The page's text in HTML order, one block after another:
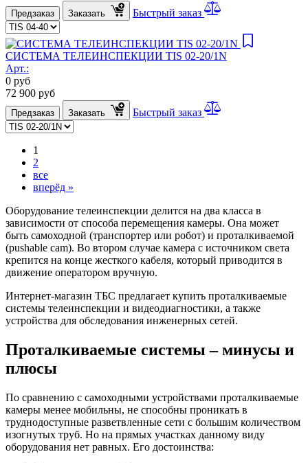
Предзаказ Заказать Быстрый заказ
СИСТЕМА ТЕЛЕИНСПЕКЦИИ TIS 02-20/1N
Арт.:
0 руб
72 900 руб
Предзаказ Заказать Быстрый заказ
1
2
все
вперёд »
Оборудование телеинспекции делится на два класса в
зависимости от способа перемещения камеры. Она может
быть самоходной (транспортер или робот) и проталкиваемой
(pushable cam). Во втором случае камера с источником света
крепится на конце жесткого кабеля, который приводится в
движение оператором вручную.
Интернет-магазин ТБС предлагает купить проталкиваемые
системы телеинспекции и видеодиагностики, а также
устройства для обследования инженерных сетей.
Проталкиваемые системы – минусы и
плюсы
По сравнению с самоходными устройствами проталкиваемые
камеры менее мобильны, не способны проникать в
труднодоступные разветвленные сети с большим количеством
изогнутых труб. Но на прямых участках данному виду
оборудования нет равных. Его достоинства: